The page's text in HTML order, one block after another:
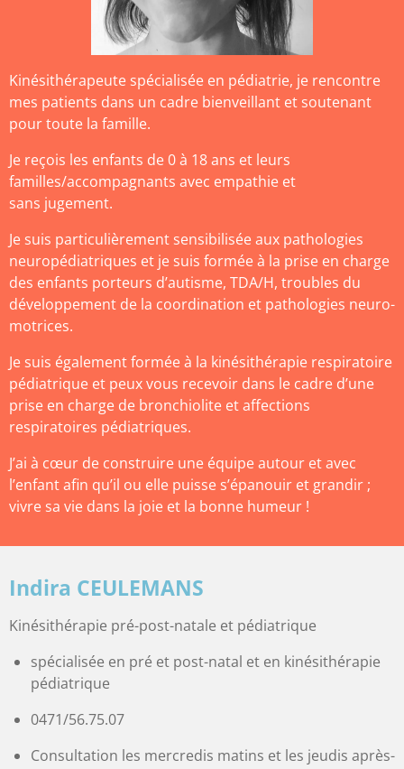
Kinésithérapeute spécialisée en pédiatrie, je rencontre
mes patients dans un cadre bienveillant et soutenant
pour toute la famille.
Je reçois les enfants de 0 à 18 ans et leurs
familles/accompagnants avec empathie et
sans jugement.
Je suis particulièrement sensibilisée aux pathologies
neuropédiatriques et je suis formée à la prise en charge
des enfants porteurs d’autisme, TDA/H, troubles du
développement de la coordination et pathologies neuro-
motrices.
Je suis également formée à la kinésithérapie respiratoire
pédiatrique et peux vous recevoir dans le cadre d’une
prise en charge de bronchiolite et affections
respiratoires pédiatriques.
J’ai à cœur de construire une équipe autour et avec
l’enfant afin qu’il ou elle puisse s’épanouir et grandir ;
vivre sa vie dans la joie et la bonne humeur !
Indira CEULEMANS
Kinésithérapie pré-post-natale et pédiatrique
spécialisée en pré et post-natal et en kinésithérapie
pédiatrique
0471/56.75.07
Consultation les mercredis matins et les jeudis après-